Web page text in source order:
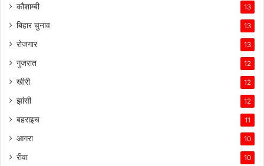
कौशाम्बी 13
बिहार चुनाव 13
रोजगार 13
गुजरात 12
खीरी 12
झांसी 12
बहराइच 11
आगरा 10
रीवा 10